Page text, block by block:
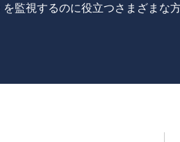
監視するのに役立つさまざまな